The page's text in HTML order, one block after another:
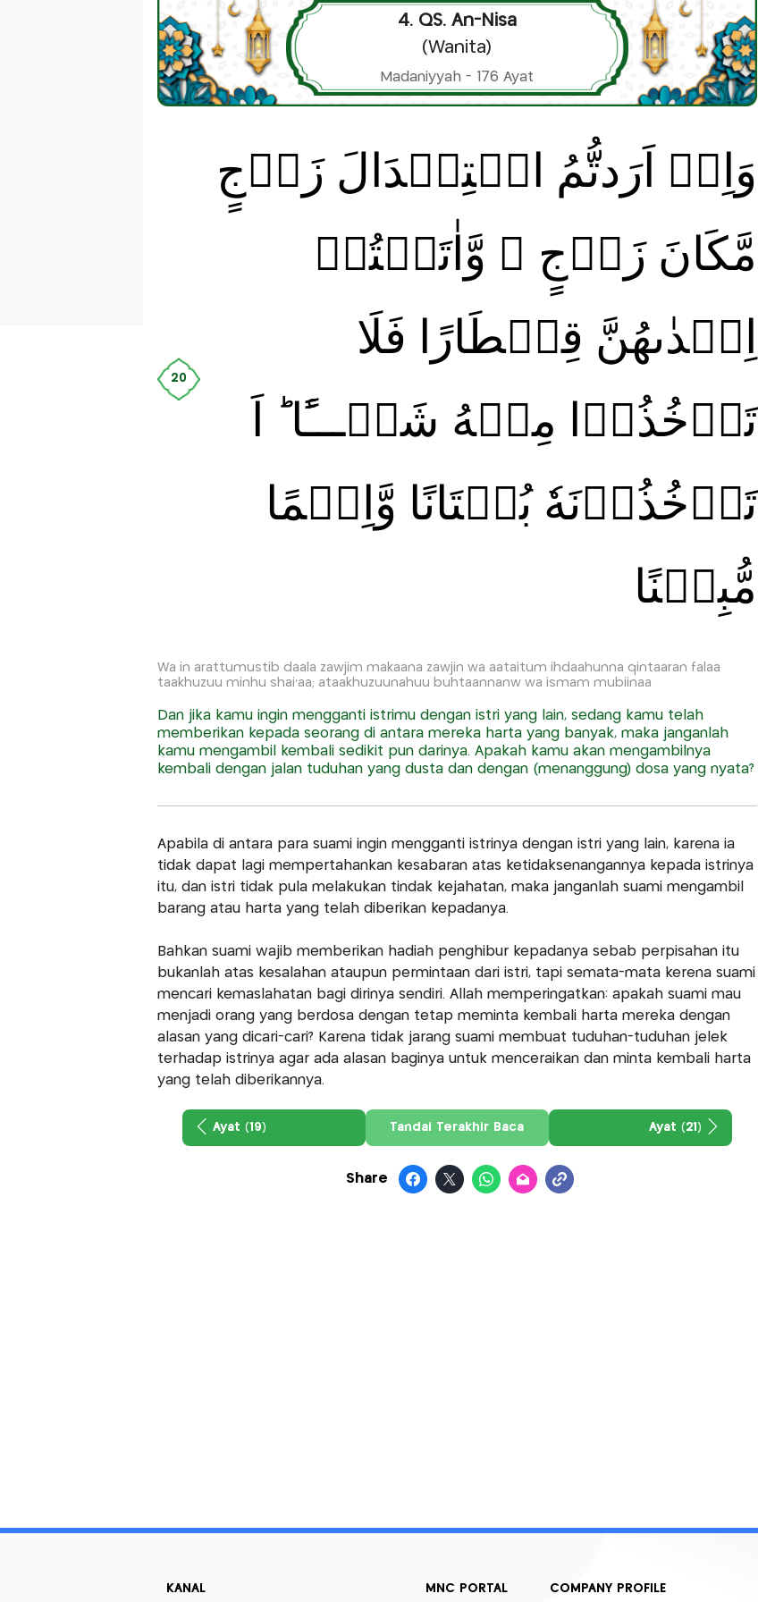
4. QS. An-Nisa
(Wanita)
Madaniyyah - 176 Ayat
20
وَاِنۡ اَرَدتُّمُ اسۡتِبۡدَالَ زَوۡجٍ
مَّكَانَ زَوۡجٍ ۙ وَّاٰتَيۡتُمۡ
اِحۡدٰٮهُنَّ قِنۡطَارًا فَلَا
تَاۡخُذُوۡا مِنۡهُ شَيۡـــًٔا‌ ؕ اَ
تَاۡخُذُوۡنَهٗ بُهۡتَانًا وَّاِثۡمًا
مُّبِيۡنًا
Wa in arattumustib daala zawjim makaana zawjin wa aataitum ihdaahunna qintaaran falaa
taakhuzuu minhu shai'aa; ataakhuzuunahuu buhtaannanw wa ismam mubiinaa
Dan jika kamu ingin mengganti istrimu dengan istri yang lain, sedang kamu telah
memberikan kepada seorang di antara mereka harta yang banyak, maka janganlah
kamu mengambil kembali sedikit pun darinya. Apakah kamu akan mengambilnya
kembali dengan jalan tuduhan yang dusta dan dengan (menanggung) dosa yang nyata?
Apabila di antara para suami ingin mengganti istrinya dengan istri yang lain, karena ia
tidak dapat lagi mempertahankan kesabaran atas ketidaksenangannya kepada istrinya
itu, dan istri tidak pula melakukan tindak kejahatan, maka janganlah suami mengambil
barang atau harta yang telah diberikan kepadanya.
Bahkan suami wajib memberikan hadiah penghibur kepadanya sebab perpisahan itu
bukanlah atas kesalahan ataupun permintaan dari istri, tapi semata-mata kerena suami
mencari kemaslahatan bagi dirinya sendiri. Allah memperingatkan: apakah suami mau
menjadi orang yang berdosa dengan tetap meminta kembali harta mereka dengan
alasan yang dicari-cari? Karena tidak jarang suami membuat tuduhan-tuduhan jelek
terhadap istrinya agar ada alasan baginya untuk menceraikan dan minta kembali harta
yang telah diberikannya.
Ayat (19) Tandai Terakhir Baca Ayat (21)
Share
KANAL MNC PORTAL COMPANY PROFILE